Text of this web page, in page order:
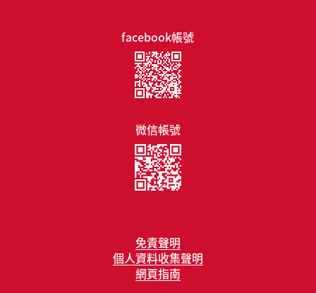
免責聲明
個人資料收集聲明
網頁指南
facebook帳號
微信帳號